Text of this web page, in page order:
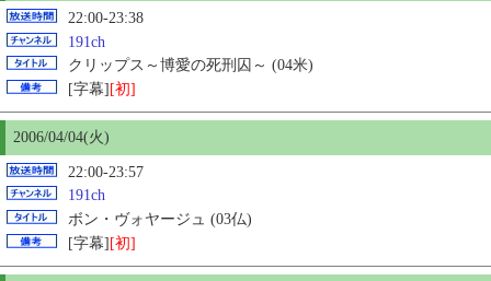
22:00-23:38
191ch
クリップス～博愛の死刑囚～ (04米)
[字幕] [初]
2006/04/04(火)
22:00-23:57
191ch
ボン・ヴォヤージュ (03仏)
[字幕] [初]